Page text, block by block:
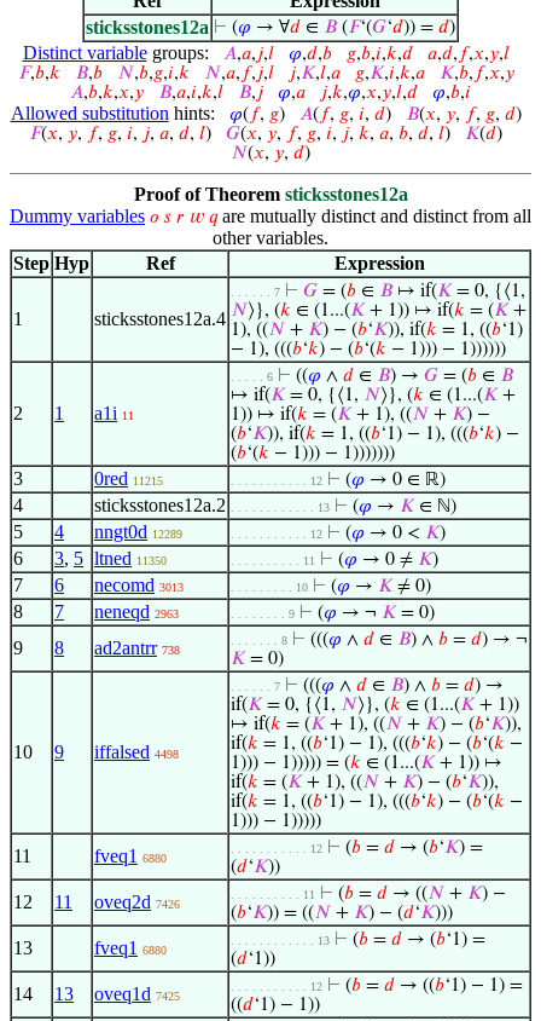
sticksstones12a ⊢ (𝜑 → ∀𝑑 ∈ 𝐵 (𝐹‘(𝐺‘𝑑)) = 𝑑)
Distinct variablegroups: 𝐴,𝑎,𝑗,𝑙 𝜑,𝑑,𝑏 𝑔,𝑏,𝑖,𝑘,𝑑 𝑎,𝑑, 𝑓,𝑥,𝑦,𝑙
𝐹,𝑏,𝑘 𝐵,𝑏 𝑁,𝑏,𝑔,𝑖,𝑘 𝑁,𝑎, 𝑓,𝑗,𝑙 𝑗,𝐾,𝑙,𝑎 𝑔,𝐾,𝑖,𝑘,𝑎 𝐾,𝑏, 𝑓,𝑥,𝑦
𝐴,𝑏,𝑘,𝑥,𝑦 𝐵,𝑎,𝑖,𝑘,𝑙 𝐵,𝑗 𝜑,𝑎 𝑗,𝑘,𝜑,𝑥,𝑦,𝑙,𝑑 𝜑,𝑏,𝑖
Allowed substitution hints: 𝜑( 𝑓, 𝑔) 𝐴( 𝑓, 𝑔, 𝑖, 𝑑) 𝐵(𝑥, 𝑦, 𝑓, 𝑔, 𝑑)
𝐹(𝑥, 𝑦, 𝑓, 𝑔, 𝑖, 𝑗, 𝑎, 𝑑, 𝑙) 𝐺(𝑥, 𝑦, 𝑓, 𝑔, 𝑖, 𝑗, 𝑘, 𝑎, 𝑏, 𝑑, 𝑙) 𝐾(𝑑)
𝑁(𝑥, 𝑦, 𝑑)
Proof of Theorem sticksstones12a
Dummy variables 𝑜 𝑠 𝑟 𝑤 𝑞are mutually distinct and distinct from all
other variables.
Step Hyp Ref Expression
1 sticksstones12a.4
. . . . . . 7 ⊢ 𝐺 = (𝑏 ∈ 𝐵 ↦ if(𝐾 = 0, {⟨1,
𝑁⟩}, (𝑘 ∈ (1...(𝐾 + 1)) ↦ if(𝑘 = (𝐾 +
1), ((𝑁 + 𝐾) − (𝑏‘𝐾)), if(𝑘 = 1, ((𝑏‘1)
− 1), (((𝑏‘𝑘) − (𝑏‘(𝑘 − 1))) − 1))))))
2 1 a1i 11
. . . . . 6 ⊢ ((𝜑 ∧ 𝑑 ∈ 𝐵) → 𝐺 = (𝑏 ∈ 𝐵
↦ if(𝐾 = 0, {⟨1, 𝑁⟩}, (𝑘 ∈ (1...(𝐾 +
1)) ↦ if(𝑘 = (𝐾 + 1), ((𝑁 + 𝐾) −
(𝑏‘𝐾)), if(𝑘 = 1, ((𝑏‘1) − 1), (((𝑏‘𝑘) −
(𝑏‘(𝑘 − 1))) − 1)))))))
3 0red 11215 . . . . . . . . . . . 12 ⊢ (𝜑 → 0 ∈ ℝ)
4 sticksstones12a.2 . . . . . . . . . . . . 13 ⊢ (𝜑 → 𝐾 ∈ ℕ)
5 4 nngt0d 12289 . . . . . . . . . . . 12 ⊢ (𝜑 → 0 < 𝐾)
6 3, 5 ltned 11350 . . . . . . . . . . 11 ⊢ (𝜑 → 0 ≠ 𝐾)
7 6 necomd 3013 . . . . . . . . . 10 ⊢ (𝜑 → 𝐾 ≠ 0)
8 7 neneqd 2963 . . . . . . . . 9 ⊢ (𝜑 → ¬ 𝐾 = 0)
9 8 ad2antrr 738
. . . . . . . 8 ⊢ (((𝜑 ∧ 𝑑 ∈ 𝐵) ∧ 𝑏 = 𝑑) → ¬
𝐾 = 0)
10 9 iffalsed 4498
. . . . . . 7 ⊢ (((𝜑 ∧ 𝑑 ∈ 𝐵) ∧ 𝑏 = 𝑑) →
if(𝐾 = 0, {⟨1, 𝑁⟩}, (𝑘 ∈ (1...(𝐾 + 1))
↦ if(𝑘 = (𝐾 + 1), ((𝑁 + 𝐾) − (𝑏‘𝐾)),
if(𝑘 = 1, ((𝑏‘1) − 1), (((𝑏‘𝑘) − (𝑏‘(𝑘 −
1))) − 1))))) = (𝑘 ∈ (1...(𝐾 + 1)) ↦
if(𝑘 = (𝐾 + 1), ((𝑁 + 𝐾) − (𝑏‘𝐾)),
if(𝑘 = 1, ((𝑏‘1) − 1), (((𝑏‘𝑘) − (𝑏‘(𝑘 −
1))) − 1)))))
11 fveq1 6880
. . . . . . . . . . . 12 ⊢ (𝑏 = 𝑑 → (𝑏‘𝐾) =
(𝑑‘𝐾))
12 11 oveq2d 7426
. . . . . . . . . . 11 ⊢ (𝑏 = 𝑑 → ((𝑁 + 𝐾) −
(𝑏‘𝐾)) = ((𝑁 + 𝐾) − (𝑑‘𝐾)))
13 fveq1 6880
. . . . . . . . . . . . 13 ⊢ (𝑏 = 𝑑 → (𝑏‘1) =
(𝑑‘1))
14 13 oveq1d 7425
. . . . . . . . . . . 12 ⊢ (𝑏 = 𝑑 → ((𝑏‘1) − 1) =
((𝑑‘1) − 1))